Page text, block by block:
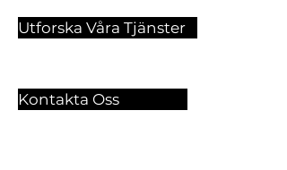
Utforska Våra Tjänster
Kontakta Oss